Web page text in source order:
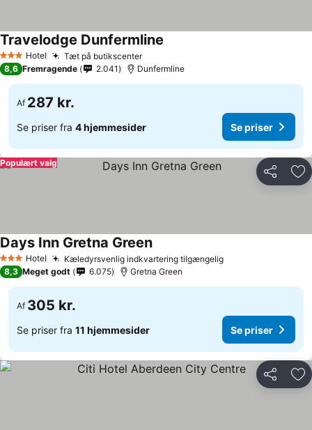
3 StjernerHotel Tæt på butikscenter
Travelodge Dunfermline
8,6 Fremragende 2.041 Dunfermline
Af 287 kr.
Se priser fra 4 hjemmesider Se priser
Del
Populært valg
3 StjernerHotel Kæledyrsvenlig indkvartering tilgængelig
Days Inn Gretna Green
8,3 Meget godt 6.075 Gretna Green
Af 305 kr.
Se priser fra 11 hjemmesider Se priser
Del